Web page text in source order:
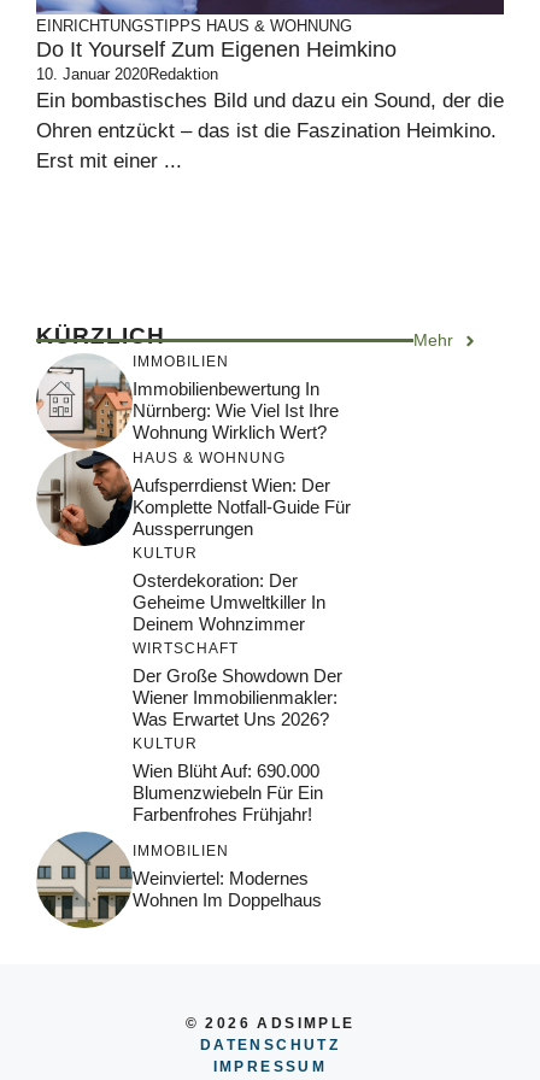
EINRICHTUNGSTIPPS HAUS & WOHNUNG
Do It Yourself Zum Eigenen Heimkino
10. Januar 2020Redaktion
Ein bombastisches Bild und dazu ein Sound, der die
Ohren entzückt – das ist die Faszination Heimkino.
Erst mit einer ...
KÜRZLICH Mehr
IMMOBILIEN
Immobilienbewertung In
Nürnberg: Wie Viel Ist Ihre
Wohnung Wirklich Wert?
HAUS & WOHNUNG
Aufsperrdienst Wien: Der
Komplette Notfall-Guide Für
Aussperrungen
KULTUR
Osterdekoration: Der
Geheime Umweltkiller In
Deinem Wohnzimmer
WIRTSCHAFT
Der Große Showdown Der
Wiener Immobilienmakler:
Was Erwartet Uns 2026?
KULTUR
Wien Blüht Auf: 690.000
Blumenzwiebeln Für Ein
Farbenfrohes Frühjahr!
IMMOBILIEN
Weinviertel: Modernes
Wohnen Im Doppelhaus
© 2026 ADSIMPLE
DATENSCHUTZ
IMPRESSUM